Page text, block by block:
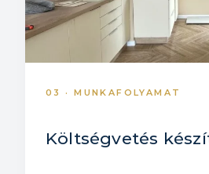
03 · MUNKAFOLYAMAT
Költségvetés